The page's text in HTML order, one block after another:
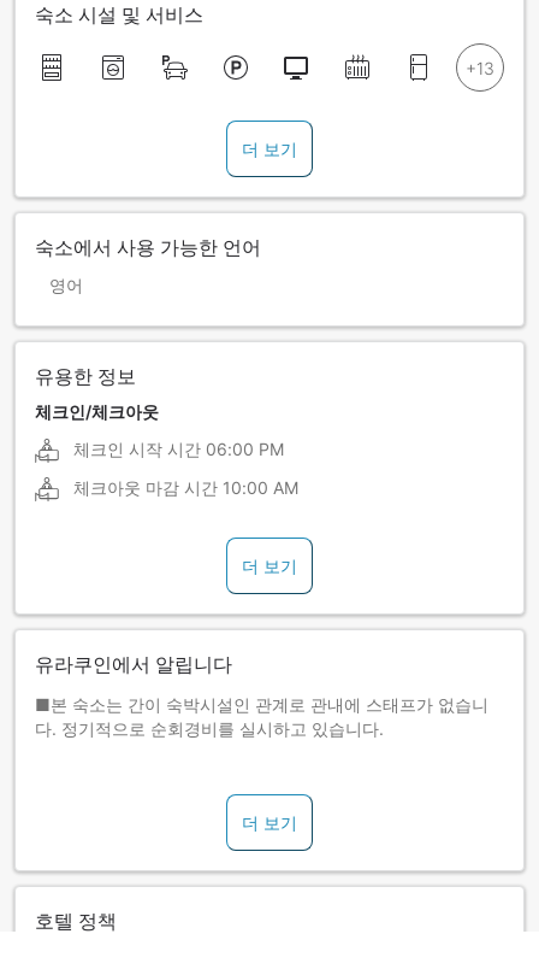
숙소 시설 및 서비스
더 보기
숙소에서 사용 가능한 언어
영어
유용한 정보
체크인/체크아웃
체크인 시작 시간 06:00 PM
체크아웃 마감 시간 10:00 AM
더 보기
유라쿠인에서 알립니다
■본 숙소는 간이 숙박시설인 관계로 관내에 스태프가 없습니
다. 정기적으로 순회경비를 실시하고 있습니다.
가시야마 온천 쇼스케노야도 다키노유'에서 해주시기 바랍니
다. '히가시야마 온천 쇼스케노야도 다키노유' 프런트로 직접 와
십시오. 본관 '쇼스케노야도 다키노유'로 송영서비스는 실시하
더 보기
호텔 정책